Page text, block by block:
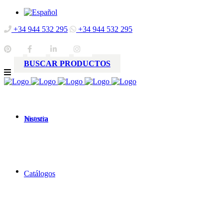
+34 944 532 295 +34 944 532 295
BUSCAR PRODUCTOS
Nuestra
historia
Catálogos